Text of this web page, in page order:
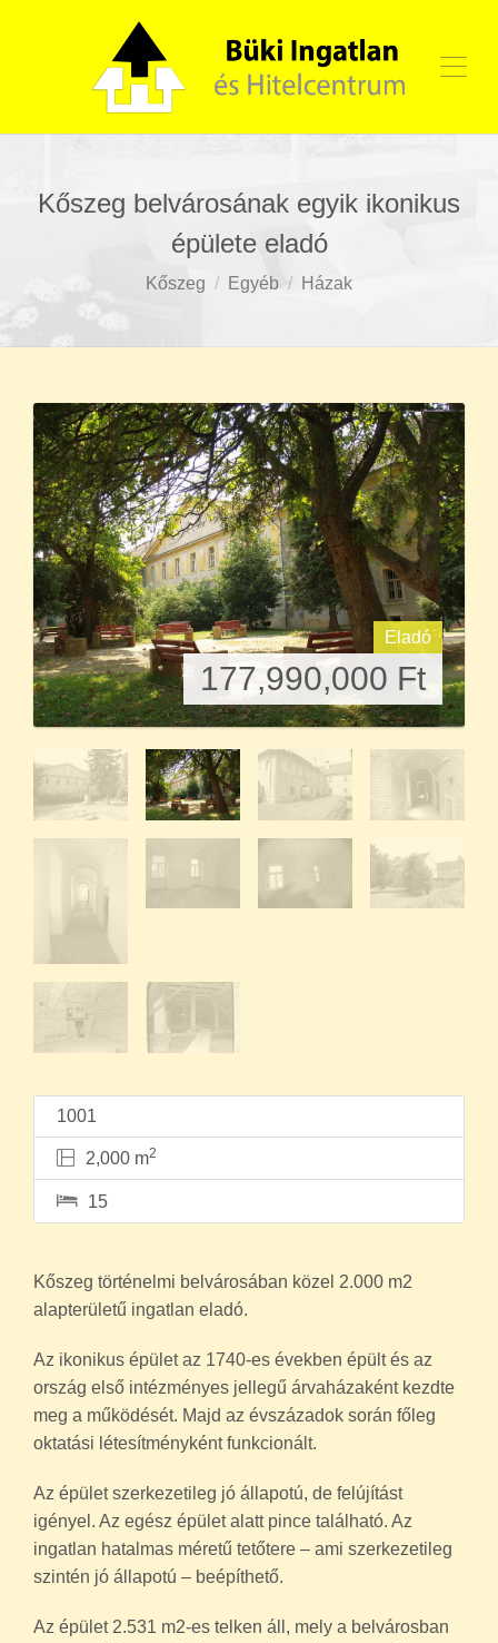
Kőszeg belvárosának egyik ikonikus
épülete eladó
Kőszeg Egyéb Házak
Eladó
177,990,000 Ft
1001
2,000 m2
15
Kőszeg történelmi belvárosában közel 2.000 m2
alapterületű ingatlan eladó.
Az ikonikus épület az 1740-es években épült és az
ország első intézményes jellegű árvaházaként kezdte
meg a működését. Majd az évszázadok során főleg
oktatási létesítményként funkcionált.
Az épület szerkezetileg jó állapotú, de felújítást
igényel. Az egész épület alatt pince található. Az
ingatlan hatalmas méretű tetőtere – ami szerkezetileg
szintén jó állapotú – beépíthető.
Az épület 2.531 m2-es telken áll, mely a belvárosban